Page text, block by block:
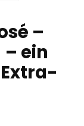
–
ein